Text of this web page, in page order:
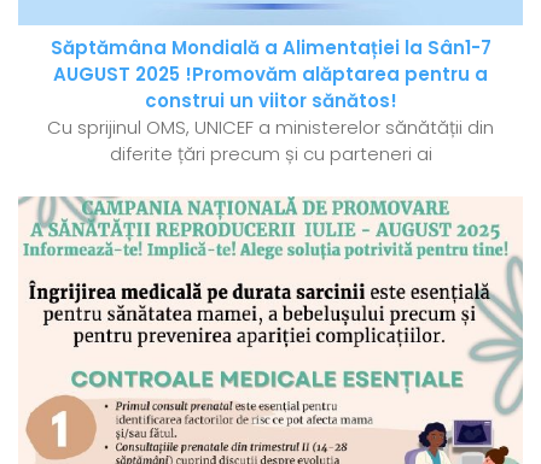
Săptămâna Mondială a Alimentației la Sân1-7
AUGUST 2025 !Promovăm alăptarea pentru a
construi un viitor sănătos!
Cu sprijinul OMS, UNICEF a ministerelor sănătății din
diferite țări precum și cu parteneri ai